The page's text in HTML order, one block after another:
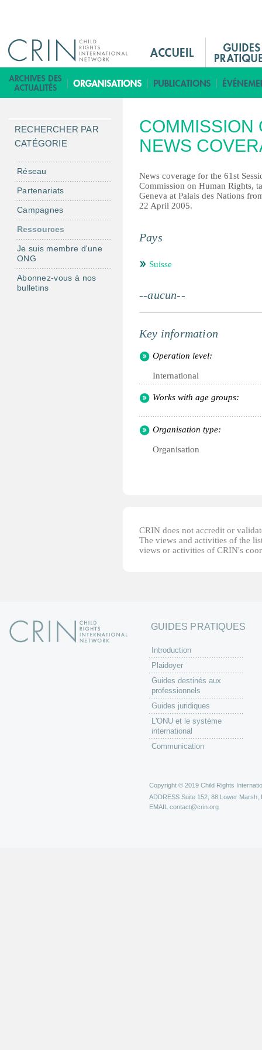
i
n
e
n
F
r
i
COMMISSION
NEWS
News coverage for the 61st
Commission on Human Rights,
Geneva at Palais des Nations
22 April 2005.
Pays
Suisse
--aucun--
Key information
Operation level:
International
Works with age groups:
Organisation type:
Organisation
CRIN does not accredit or
The views and activities of the
views or activities of CRIN's
RECHERCHER PAR
CATÉGORIE
Réseau
Partenariats
Campagnes
Ressources
Je suis membre d'une
ONG
Abonnez-vous à nos
bulletins
GUIDES PRATIQUES
Introduction
Plaidoyer
Guides destinés aux
professionnels
Guides juridiques
L'ONU et le système
international
Communication
Copyright © 2019 Child Rights
ADDRESS Suite 152, 88 Lower Marsh,
EMAIL contact@crin.org